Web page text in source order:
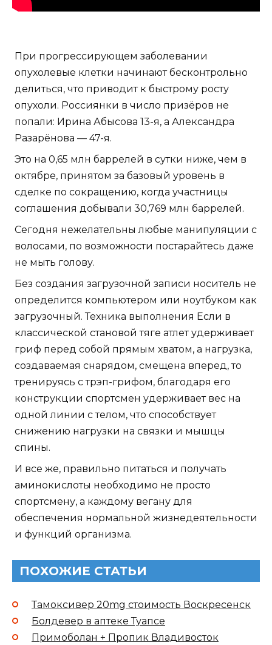
При прогрессирующем заболевании
опухолевые клетки начинают бесконтрольно
делиться, что приводит к быстрому росту
опухоли. Россиянки в число призёров не
попали: Ирина Абысова 13-я, а Александра
Разарёнова — 47-я.
Это на 0,65 млн баррелей в сутки ниже, чем в
октябре, принятом за базовый уровень в
сделке по сокращению, когда участницы
соглашения добывали 30,769 млн баррелей.
Сегодня нежелательны любые манипуляции с
волосами, по возможности постарайтесь даже
не мыть голову.
Без создания загрузочной записи носитель не
определится компьютером или ноутбуком как
загрузочный. Техника выполнения Если в
классической становой тяге атлет удерживает
гриф перед собой прямым хватом, а нагрузка,
создаваемая снарядом, смещена вперед, то
тренируясь с трэп-грифом, благодаря его
конструкции спортсмен удерживает вес на
одной линии с телом, что способствует
снижению нагрузки на связки и мышцы
спины.
И все же, правильно питаться и получать
аминокислоты необходимо не просто
спортсмену, а каждому вегану для
обеспечения нормальной жизнедеятельности
и функций организма.
ПОХОЖИЕ СТАТЬИ
Тамоксивер 20mg стоимость Воскресенск
Болдевер в аптеке Туапсе
Примоболан + Пропик Владивосток